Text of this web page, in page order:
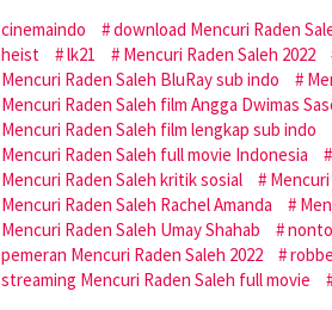
cinemaindo
download Mencuri Raden
heist
lk21 Mencuri Raden Saleh 2022
Mencuri Raden Saleh BluRay sub indo
Mencuri Raden Saleh film Angga Dwimas
Mencuri Raden Saleh film lengkap sub indo
Mencuri Raden Saleh full movie Indonesia
Mencuri Raden Saleh kritik sosial
Mencuri Raden Saleh Rachel Amanda
Mencuri Raden Saleh Umay Shahab
pemeran Mencuri Raden Saleh 2022
streaming Mencuri Raden Saleh full movie